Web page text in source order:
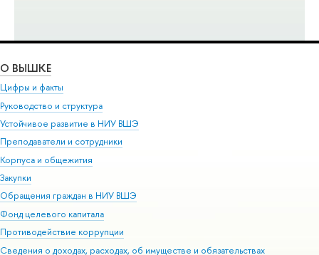
О ВЫШКЕ
Цифры и факты
Руководство и структура
Устойчивое развитие в НИУ ВШЭ
Преподаватели и сотрудники
Корпуса и общежития
Закупки
Обращения граждан в НИУ ВШЭ
Фонд целевого капитала
Противодействие коррупции
Сведения о доходах, расходах, об имуществе и обязательствах